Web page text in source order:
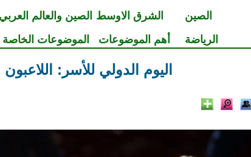
الصين الشرق الاوسط الصين والعالم العربي
الرياضة أهم الموضوعات الموضوعات الخاصة
اليوم الدولي للأسر: